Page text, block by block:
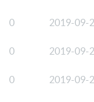
0 2019-09-
0 2019-09-
0 2019-09-